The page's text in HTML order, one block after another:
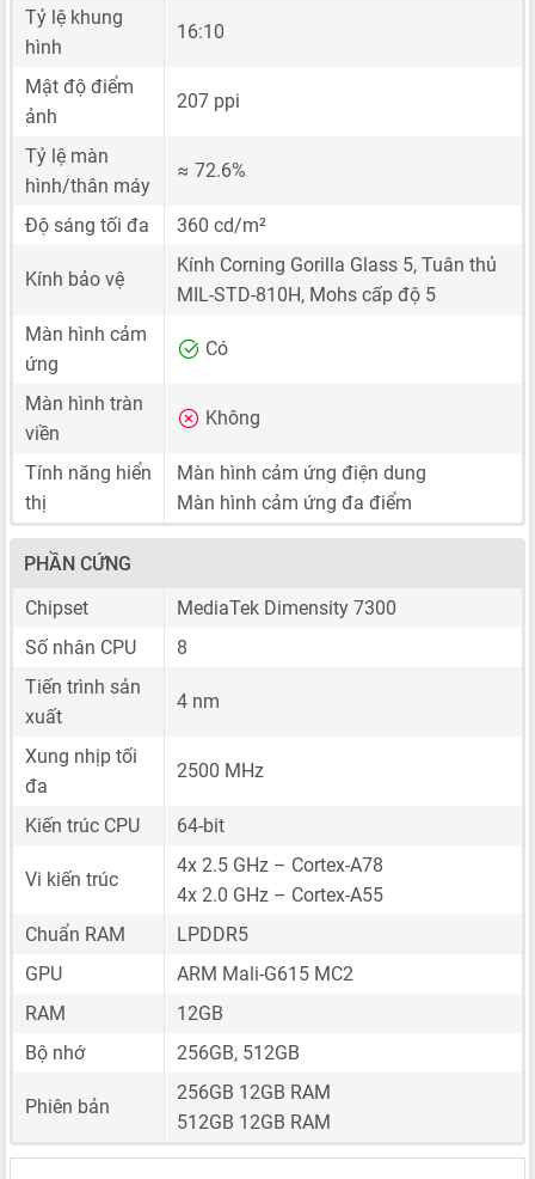
Tỷ lệ khung
hình
16:10
Mật độ điểm
ảnh
207 ppi
Tỷ lệ màn
hình/thân máy
≈ 72.6%
Độ sáng tối đa 360 cd/m²
Kính bảo vệ
Kính Corning Gorilla Glass 5, Tuân thủ
MIL-STD-810H, Mohs cấp độ 5
Màn hình cảm
ứng
Có
Màn hình tràn
viền
Không
Tính năng hiển
thị
Màn hình cảm ứng điện dung
Màn hình cảm ứng đa điểm
PHẦN CỨNG
Chipset
MediaTek Dimensity 7300
Số nhân CPU
8
Tiến trình sản
xuất
4 nm
Xung nhịp tối
đa
2500 MHz
Kiến trúc CPU 64-bit
Vi kiến trúc
4x 2.5 GHz – Cortex-A78
4x 2.0 GHz – Cortex-A55
Chuẩn RAM
LPDDR5
GPU
ARM Mali-G615 MC2
RAM
12GB
Bộ nhớ
256GB, 512GB
Phiên bản
256GB 12GB RAM
512GB 12GB RAM